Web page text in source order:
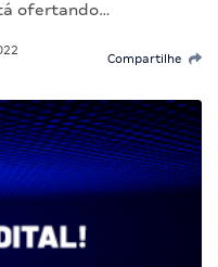
ofertando…
Compartilhe